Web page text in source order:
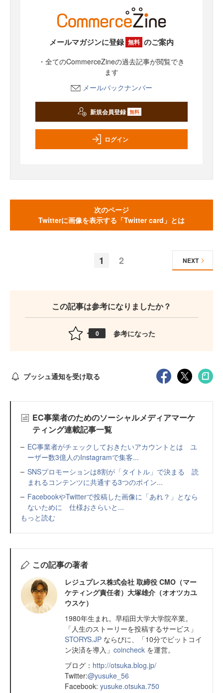
メールマガジンに登録 無料 のご案内
・全てのCommerceZineの過去記事が閲覧でき
ます
メールバックナンバー
新規会員登録 無料
ログイン
次のページ
Twitterに画像を表示する「Twitter card」とは
1 2 NEXT
この記事は参考になりましたか？
0 参考になった
プッシュ通知を受け取る
EC事業者のためのソーシャルメディアマーケ
ティング連載記事一覧
EC事業者がチェックしておきたいアカウントとは ユ
ーザー数3億人のInstagramで集客...
SNSプロモーションは8割が「タイトル」で決まる 読
まれるコンテンツに共通する3つのポイン...
FacebookやTwitterで投稿した画像に「あれ？」となら
ないために 仕様おさらいと...
もっと読む
この記事の著者
レジュプレス株式会社 取締役 CMO（マー
ケティング責任者）大塚雄介（オオツカユ
ウスケ）
1980年生まれ。早稲田大学大学院卒業。
「人生のストーリーを投稿するサービス」
STORYS.JP ならびに、「10分でビットコイ
ン決済を導入」 coincheck を運営。
ブログ： http://otsuka.blog.jp/
Twitter:@yusuke_56
Facebook: yusuke.otsuka.750